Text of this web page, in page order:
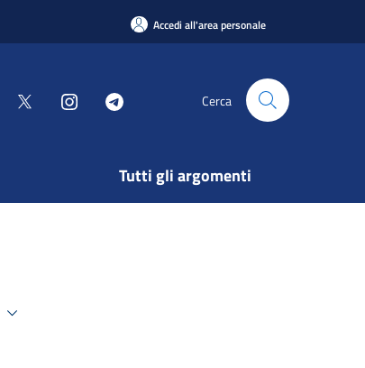
Accedi all'area personale
Cerca
Tutti gli argomenti